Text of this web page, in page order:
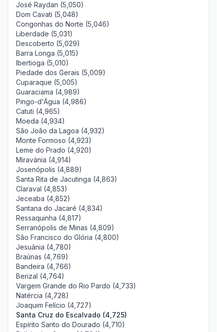
José Raydan (5,050)
Dom Cavati (5,048)
Congonhas do Norte (5,046)
Liberdade (5,031)
Descoberto (5,029)
Barra Longa (5,015)
Ibertioga (5,010)
Piedade dos Gerais (5,009)
Cuparaque (5,005)
Guaraciama (4,989)
Pingo-d'Água (4,986)
Catuti (4,965)
Moeda (4,934)
São João da Lagoa (4,932)
Monte Formoso (4,923)
Leme do Prado (4,920)
Miravânia (4,914)
Josenópolis (4,889)
Santa Rita de Jacutinga (4,863)
Claraval (4,853)
Jeceaba (4,852)
Santana do Jacaré (4,834)
Ressaquinha (4,817)
Serranópolis de Minas (4,809)
São Francisco do Glória (4,800)
Jesuânia (4,780)
Braúnas (4,769)
Bandeira (4,766)
Berizal (4,764)
Vargem Grande do Rio Pardo (4,733)
Natércia (4,728)
Joaquim Felício (4,727)
Santa Cruz do Escalvado (4,725)
Espírito Santo do Dourado (4,710)